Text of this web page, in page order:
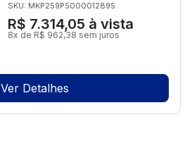
Monofásico
SKU: MKP259P5000012895
R$ 7.314,05 à vista
8x de R$ 962,38 sem juros
Ver Detalhes